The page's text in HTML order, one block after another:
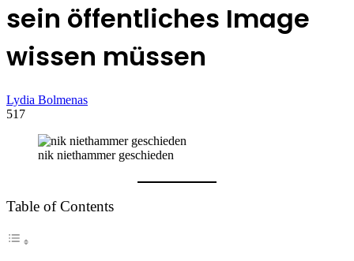
sein öffentliches Image
wissen müssen
Lydia Bolmenas
517
nik niethammer geschieden
Table of Contents